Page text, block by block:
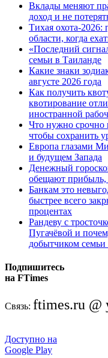
Вклады меняют
доход и не
Тихая охота-2026:
области, когда
«Последний
семьи в Таиланде
Какие знаки
августе 2026 года
Как получить
квотирование
иностранной
Что нужно срочно
чтобы сохранить
Европа глазами
и будущем Запада
Денежный
обещают прибыль,
Банкам это
быстрее всего
процентах
Рандеву с
Пугачёвой и
добытчиком семьи
Подпишитесь
на FTimes
Связь: ftimes.ru @
Доступно на
Google Play